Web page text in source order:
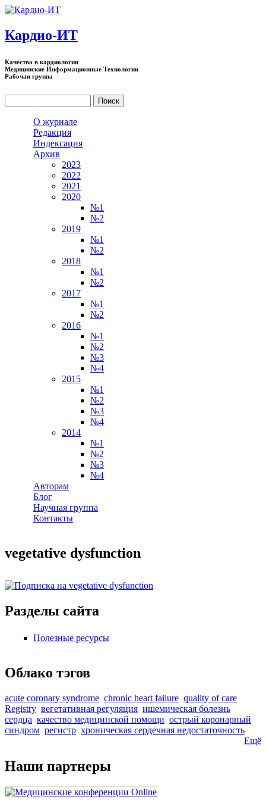
Перейти к основному содержанию
Кардио-ИТ
Качество в кардиологии
Медицинские Информационные Технологии
Рабочая группа
О журнале
Редакция
Индексация
Архив
2023
2022
2021
2020
№1
№2
2019
№1
№2
2018
№1
№2
2017
№1
№2
2016
№1
№2
№3
№4
2015
№1
№2
№3
№4
2014
№1
№2
№3
№4
Авторам
Блог
Научная группа
Контакты
vegetative dysfunction
Разделы сайта
Полезные ресурсы
Облако тэгов
acute coronary syndrome chronic heart failure quality of care
Registry вегетативная регуляция ишемическая болезнь
сердца качество медицинской помощи острый коронарный
синдром регистр хроническая сердечная недостаточность
Ещё
Наши партнеры